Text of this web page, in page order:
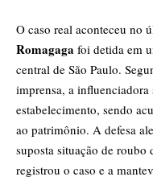
​O caso real aconteceu no
Romagaga foi detida em
central de São Paulo.
imprensa, a
estabelecimento, sendo
ao patrimônio. A defesa
suposta situação de
registrou o caso e a